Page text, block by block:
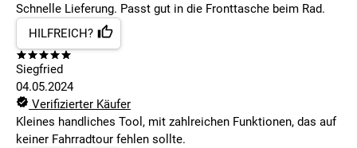
Schnelle Lieferung. Passt gut in die Fronttasche beim Rad.
HILFREICH?
Siegfried
04.05.2024
Verifizierter Käufer
Kleines handliches Tool, mit zahlreichen Funktionen, das auf
keiner Fahrradtour fehlen sollte.